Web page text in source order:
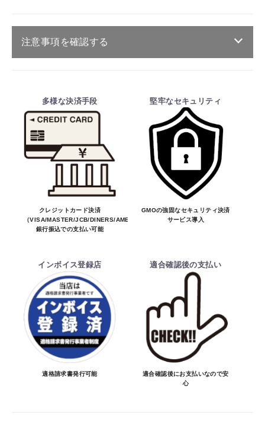
お買物を続ける カートへ進む
注意事項を確認する
・ご注文受付後、メーカーに適合確認を行
い、商品の価格・送料及び納期の正式なご連
絡をしてからの決済となっております。
そのため、ご注文後に適合確認を行い、適
合しない場合はキャンセル可能です。
※商品はメーカー品のため予告無く価格が
変わる場合があります。
※商品は予告無く生産及び販売不可となる
場合があります。
でお受けしておりません。
納期を知りたい場合は、一旦ご注文のお手
続きをお願い致します。
決済について
・ご注文後にメーカー確認を行い、商品が愛
車に合うことを確認してから決済となりま
多様な決済手段
クレジットカード決済
（VISA/MASTER/JCB/DINERS/AMEX）、
銀行振込での支払い可能
堅牢なセキュリティ
GMOの強固なセキュリティ決済
サービス導入
インボイス登録店
適格請求書発行可能
適合確認後の支払い
適合確認後にお支払いなので安
心